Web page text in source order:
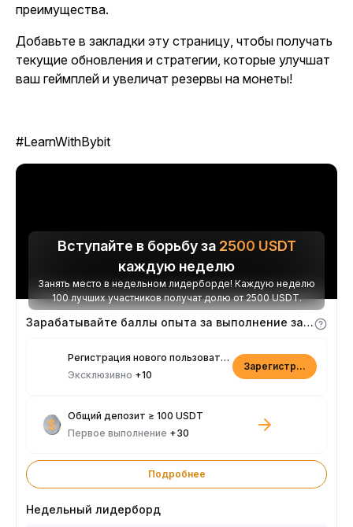
преимущества.
Добавьте в закладки эту страницу, чтобы получать
текущие обновления и стратегии, которые улучшат
ваш геймплей и увеличат резервы на монеты!
#LearnWithBybit
Вступайте в борьбу за 2500 USDT
каждую неделю
Занять место в недельном лидерборде! Каждую неделю
100 лучших участников получат долю от 2500 USDT.
Зарабатывайте баллы опыта за выполнение заданий
Регистрация нового пользователя
Эксклюзивно +10
Зарегистрироваться
Общий депозит ≥ 100 USDT
Первое выполнение +30
Подробнее
Недельный лидерборд